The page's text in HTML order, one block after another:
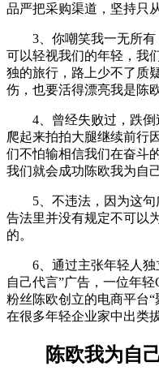
品严把采购渠道，坚持只
3、你嘲笑我一无所
可以轻视我们的年轻，我
独的旅行，路上少不了质
伤，也要活得漂亮我是陈
4、曾经失败过，跌
爬起来拍拍大腿继续前行
们不怕输相信我们在奋斗
我们就会成功陈欧我为自
5、不违法，因为这
告法里并没有规定不可以
的。
6、通过主张年轻人
自己代言”广告，一位年
粉丝陈欧创立的电商平台
在很多年轻企业家中出类
陈欧我为自